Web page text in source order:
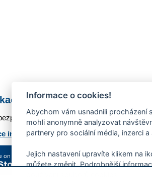
Mobilní rozhlas
odstávky, poruchy a výpadky
informací o aplikaci
Informace o cookies!
Abychom vám usnadnili procházení
mohli anonymně analyzovat
partnery pro sociální média, inzerci a
Jejich nastavení upravíte klikem na
můžete změnit. Podrobnější